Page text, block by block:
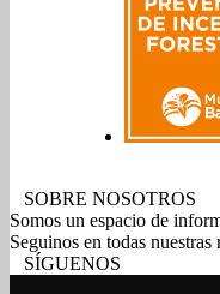
SOBRE NOSOTROS
Somos un espacio de
Seguinos en todas
SÍGUENOS